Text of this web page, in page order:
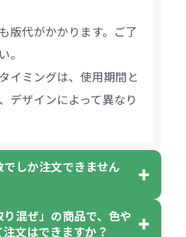
版代がかかります。ご了
。
イミングは、使用期間と
デザインによって異なり
しか注文できません
※）を除き、注文可能数
混ぜ」の商品で、色や
文はできますか？